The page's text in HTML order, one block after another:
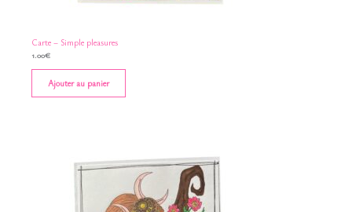
Carte – Simple pleasures
1.00€
Ajouter au panier